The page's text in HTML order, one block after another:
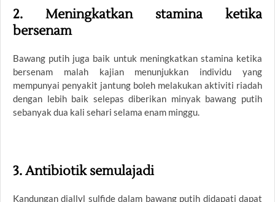
2. Meningkatkan stamina ketika
bersenam
Bawang putih juga baik untuk meningkatkan stamina ketika
bersenam malah kajian menunjukkan individu yang
mempunyai penyakit jantung boleh melakukan aktiviti riadah
dengan lebih baik selepas diberikan minyak bawang putih
sebanyak dua kali sehari selama enam minggu.
3. Antibiotik semulajadi
Kandungan diallyl sulfide dalam bawang putih didapati dapat